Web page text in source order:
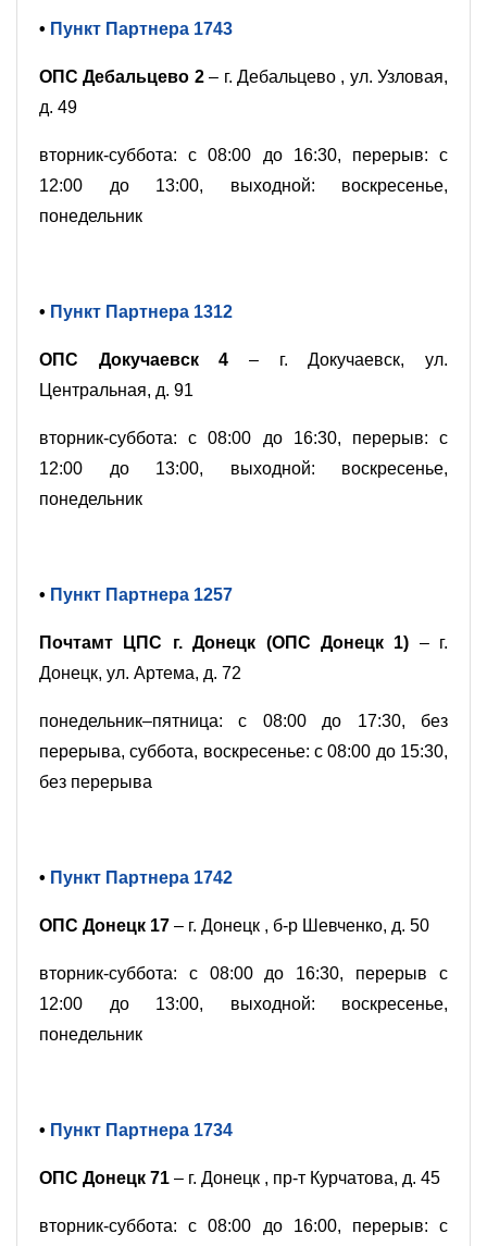
• Пункт Партнера 1743
ОПС Дебальцево 2– г. Дебальцево , ул. Узловая,
д. 49
вторник-суббота: с 08:00 до 16:30, перерыв: с
12:00 до 13:00, выходной: воскресенье,
понедельник
• Пункт Партнера 1312
ОПС Докучаевск 4 – г. Докучаевск, ул.
Центральная, д. 91
вторник-суббота: с 08:00 до 16:30, перерыв: с
12:00 до 13:00, выходной: воскресенье,
понедельник
• Пункт Партнера 1257
Почтамт ЦПС г. Донецк (ОПС Донецк 1) – г.
Донецк, ул. Артема, д. 72
понедельник–пятница: с 08:00 до 17:30, без
перерыва, суббота, воскресенье: с 08:00 до 15:30,
без перерыва
• Пункт Партнера 1742
ОПС Донецк 17 – г. Донецк , б-р Шевченко, д. 50
вторник-суббота: с 08:00 до 16:30, перерыв с
12:00 до 13:00, выходной: воскресенье,
понедельник
• Пункт Партнера 1734
ОПС Донецк 71 – г. Донецк , пр-т Курчатова, д. 45
вторник-суббота: с 08:00 до 16:00, перерыв: с